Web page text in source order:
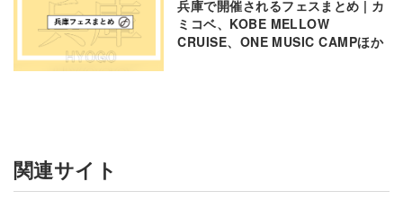
兵庫で開催されるフェスまとめ | カ
ミコベ、KOBE MELLOW
CRUISE、ONE MUSIC CAMPほか
関連サイト